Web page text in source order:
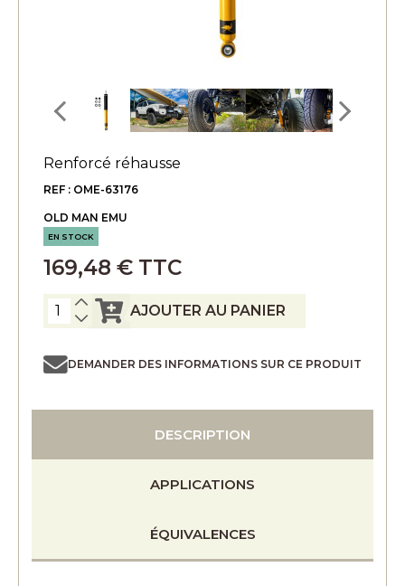
Renforcé réhausse
REF : OME-63176
OLD MAN EMU
EN STOCK
169,48 € TTC
AJOUTER AU PANIER
DEMANDER DES INFORMATIONS SUR CE PRODUIT
DESCRIPTION
APPLICATIONS
ÉQUIVALENCES